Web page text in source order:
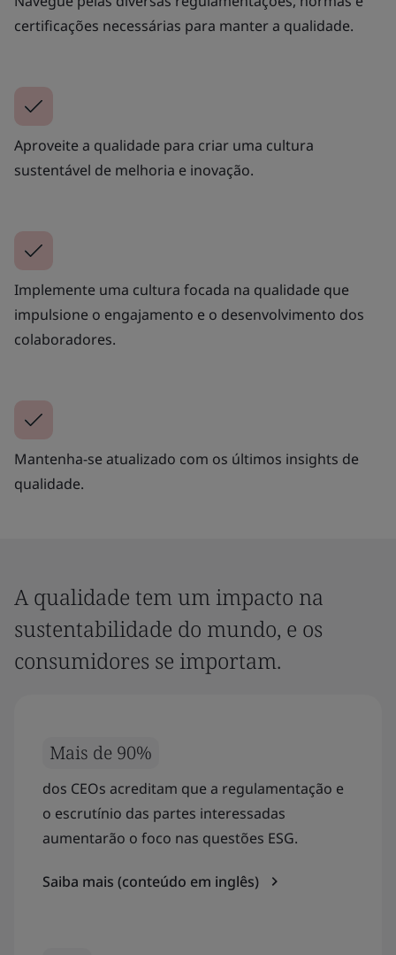
certificações necessárias para manter a qualidade.
Aproveite a qualidade para criar uma cultura
sustentável de melhoria e inovação.
Implemente uma cultura focada na qualidade que
impulsione o engajamento e o desenvolvimento dos
colaboradores.
Mantenha-se atualizado com os últimos insights de
qualidade.
A qualidade tem um impacto na
sustentabilidade do mundo, e os
consumidores se importam.
Mais de 90%
dos CEOs acreditam que a regulamentação e
o escrutínio das partes interessadas
aumentarão o foco nas questões ESG.
Saiba mais (conteúdo em inglês)